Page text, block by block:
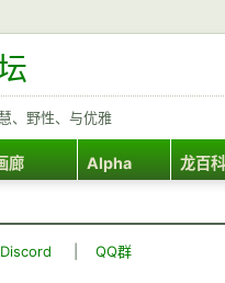
、野性、与优雅
廊 Alpha 龙百科
Discord QQ群